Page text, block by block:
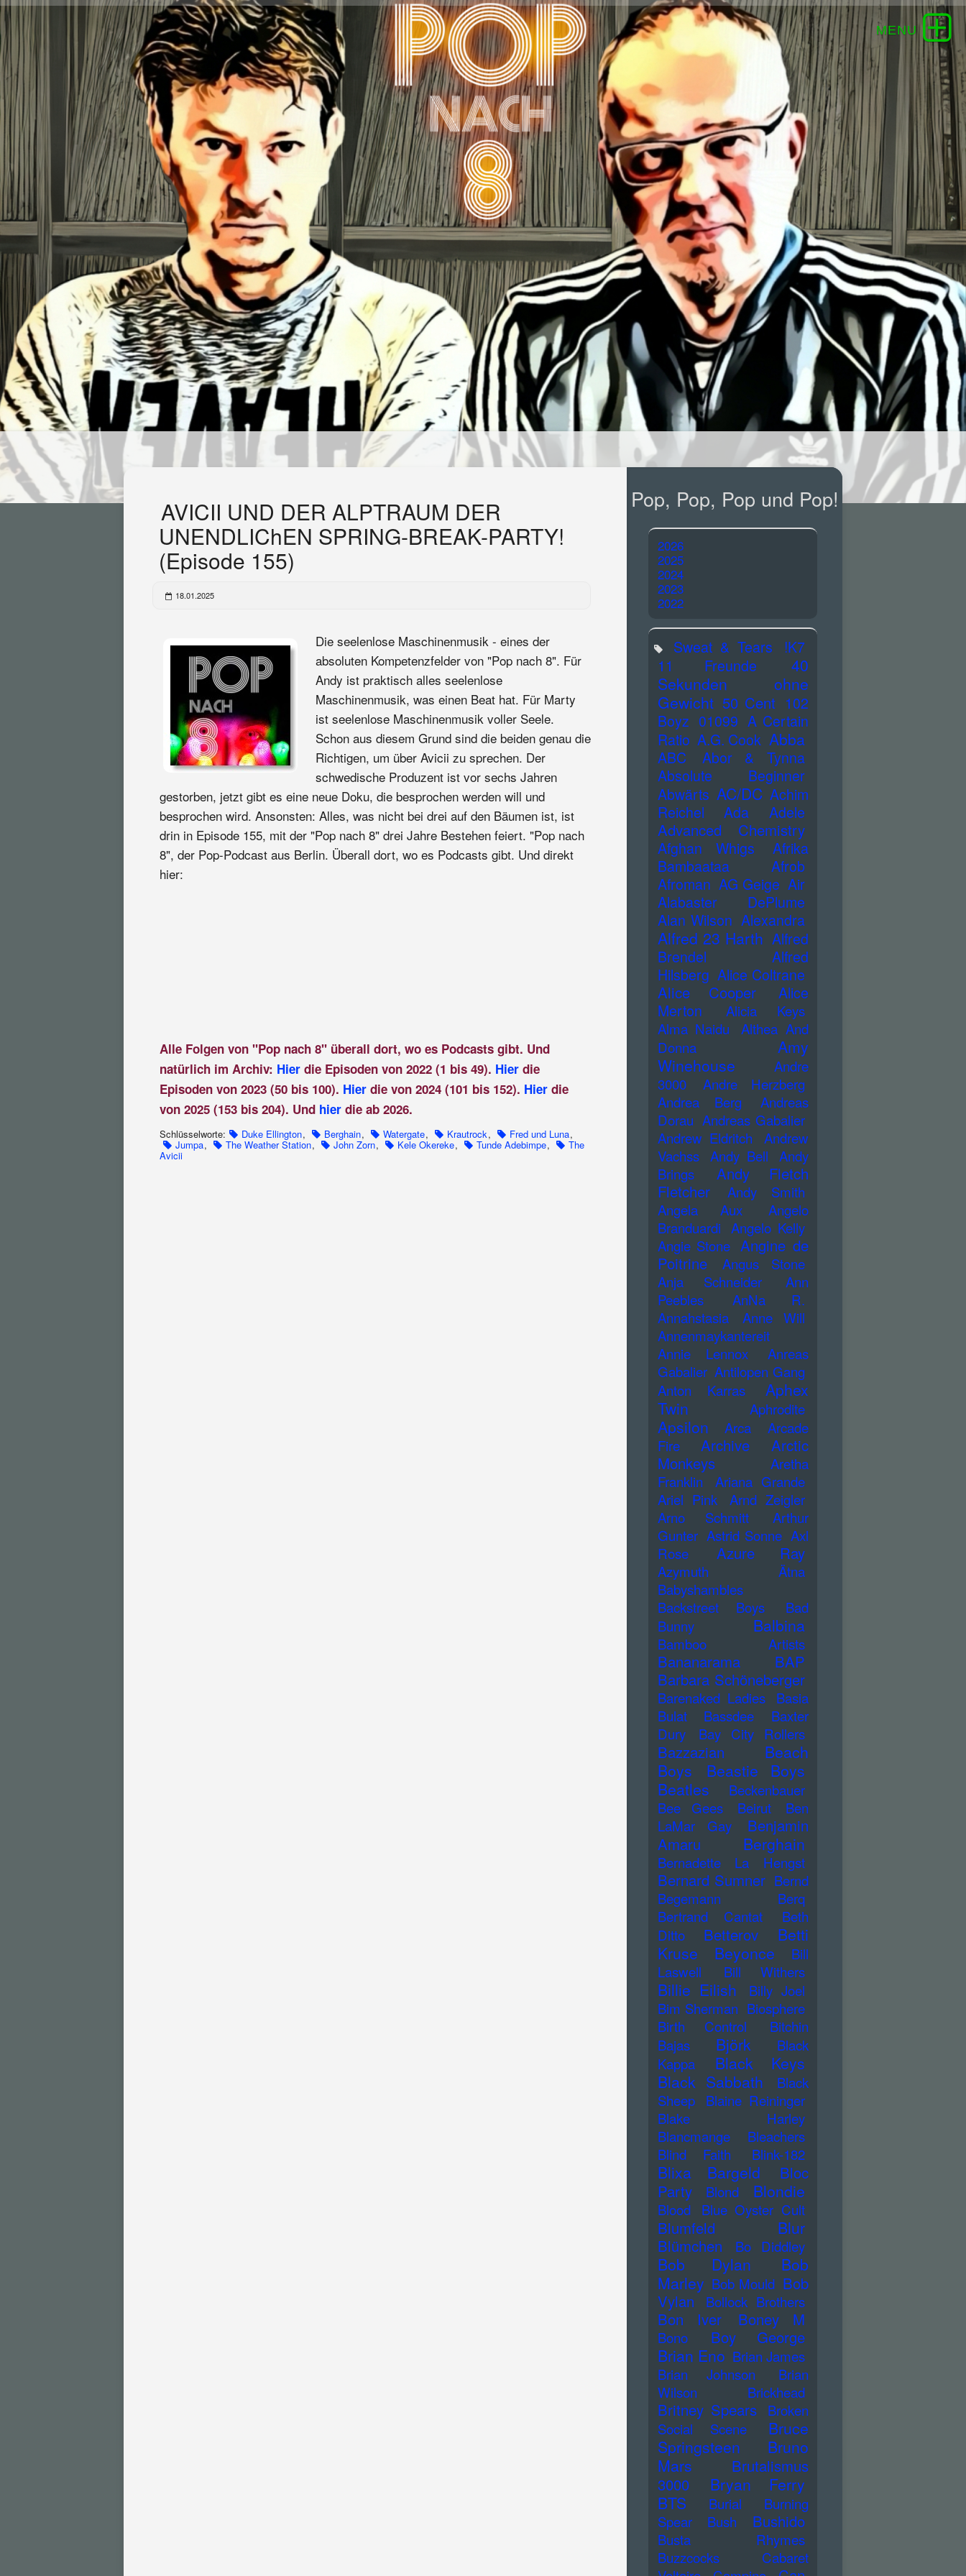
AVICII UND DER ALPTRAUM DER
UNENDLIChEN SPRING-BREAK-PARTY!
(Episode 155)
18.01.2025
Die seelenlose Maschinenmusik - eines der
absoluten Kompetenzfelder von "Pop nach 8". Für
Andy ist praktisch alles seelenlose
Maschinenmusik, was einen Beat hat. Für Marty
ist seelenlose Maschinenmusik voller Seele.
Schon aus diesem Grund sind die beiden genau die
Richtigen, um über Avicii zu sprechen. Der
schwedische Produzent ist vor sechs Jahren
gestorben, jetzt gibt es eine neue Doku, die besprochen werden will und
besprochen wird. Ansonsten: Alles, was nicht bei drei auf den Bäumen ist, ist
drin in Episode 155, mit der "Pop nach 8" drei Jahre Bestehen feiert. "Pop nach
8", der Pop-Podcast aus Berlin. Überall dort, wo es Podcasts gibt. Und direkt
hier:
Alle Folgen von "Pop nach 8" überall dort, wo es Podcasts gibt. Und
natürlich im Archiv: Hier die Episoden von 2022 (1 bis 49). Hier die
Episoden von 2023 (50 bis 100). Hier die von 2024 (101 bis 152). Hier die
von 2025 (153 bis 204). Und hier die ab 2026.
Schlüsselworte: Duke Ellington, Berghain, Watergate, Krautrock, Fred und Luna,
Jumpa, The Weather Station, John Zorn, Kele Okereke, Tunde Adebimpe, The
Avicii
Pop, Pop, Pop und Pop!
2026
2025
2024
2023
2022
Sweat & Tears
!K7
11 Freunde
40
Sekunden ohne
Gewicht 50 Cent 102
Boyz 01099 A Certain
Ratio A.G. Cook Abba
ABC
Abor & Tynna
Absolute Beginner
Abwärts AC/DC Achim
Reichel
Ada Adele
Advanced Chemistry
Afghan Whigs
Afrika
Bambaataa
Afrob
Afroman AG Geige Air
Alabaster DePlume
Alan Wilson Alexandra
Alfred 23 Harth Alfred
Brendel
Alfred
Hilsberg Alice Coltrane
Alice Cooper
Alice
Merton
Alicia Keys
Alma Naidu
Althea And
Donna
Amy
Winehouse
Andre
3000
Andre Herzberg
Andrea Berg
Andreas
Dorau Andreas Gabalier
Andrew Eldritch
Andrew
Vachss Andy Bell
Andy
Brings
Andy Fletch
Fletcher
Andy Smith
Angela Aux
Angelo
Branduardi Angelo Kelly
Angie Stone Angine de
Poitrine
Angus Stone
Anja Schneider
Ann
Peebles
AnNa R.
Annahstasia
Anne Will
Annenmaykantereit
Annie Lennox
Anreas
Gabalier Antilopen Gang
Anton Karras
Aphex
Twin
Aphrodite
Apsilon Arca
Arcade
Fire
Archive
Arctic
Monkeys
Aretha
Franklin
Ariana Grande
Ariel Pink
Arnd Zeigler
Arno Schmitt
Arthur
Gunter Astrid Sonne Axl
Rose
Azure Ray
Azymuth
Ätna
Babyshambles
Backstreet Boys
Bad
Bunny
Balbina
Bamboo Artists
Bananarama
BAP
Barbara Schöneberger
Barenaked Ladies
Basia
Bulat
Bassdee
Baxter
Dury
Bay City Rollers
Bazzazian
Beach
Boys
Beastie Boys
Beatles
Beckenbauer
Bee Gees
Beirut
Ben
LaMar Gay
Benjamin
Amaru
Berghain
Bernadette La Hengst
Bernard Sumner Bernd
Begemann
Berq
Bertrand Cantat
Beth
Ditto
Betterov
Betti
Kruse
Beyonce
Bill
Laswell
Bill Withers
Billie Eilish
Billy Joel
Bim Sherman Biosphere
Birth Control
Bitchin
Bajas
Björk
Black
Kappa
Black Keys
Black Sabbath
Black
Sheep
Blaine Reininger
Blake Harley
Blancmange
Bleachers
Blind Faith
Blink-182
Blixa Bargeld
Bloc
Party
Blond Blondie
Blood Blue Oyster Cult
Blumfeld Blur
Blümchen Bo Diddley
Bob Dylan
Bob
Marley Bob Mould Bob
Vylan
Bollock Brothers
Bon Iver Boney M
Bono Boy George
Brian Eno Brian James
Brian Johnson
Brian
Wilson
Brickhead
Britney Spears
Broken
Social Scene
Bruce
Springsteen
Bruno
Mars
Brutalismus
3000
Bryan Ferry
BTS
Burial
Burning
Spear
Bush Bushido
Busta Rhymes
Buzzcocks
Cabaret